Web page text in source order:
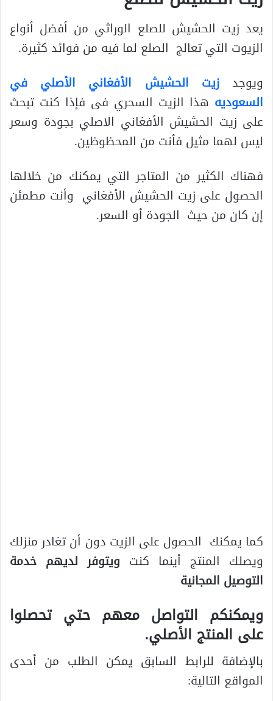
يعد زيت الحشيش للصلع الوراثي من أفضل أنواع
الزيوت التي تعالج الصلع لما فيه من فوائد كثيرة.
ويوجدزيت الحشيش الأفغاني الأصلي في
السعوديه هذا الزيت السحري فى فإذا كنت تبحث
على زيت الحشيش الأفغاني الاصلي بجودة وسعر
ليس لهما مثيل فأنت من المحظوظين.
فهناك الكثير من المتاجر التي يمكنك من خلالها
الحصول على زيت الحشيش الأفغاني وأنت مطمئن
إن كان من حيث الجودة أو السعر.
كما يمكنك الحصول على الزيت دون أن تغادر منزلك
ويصلك المنتج أينما كنت ويتوفر لديهم خدمة
التوصيل المجانية
ويمكنكم التواصل معهم حتي تحصلوا
على المنتج الأصلي.
بالإضافة للرابط السابق يمكن الطلب من أحدى
المواقع التالية: